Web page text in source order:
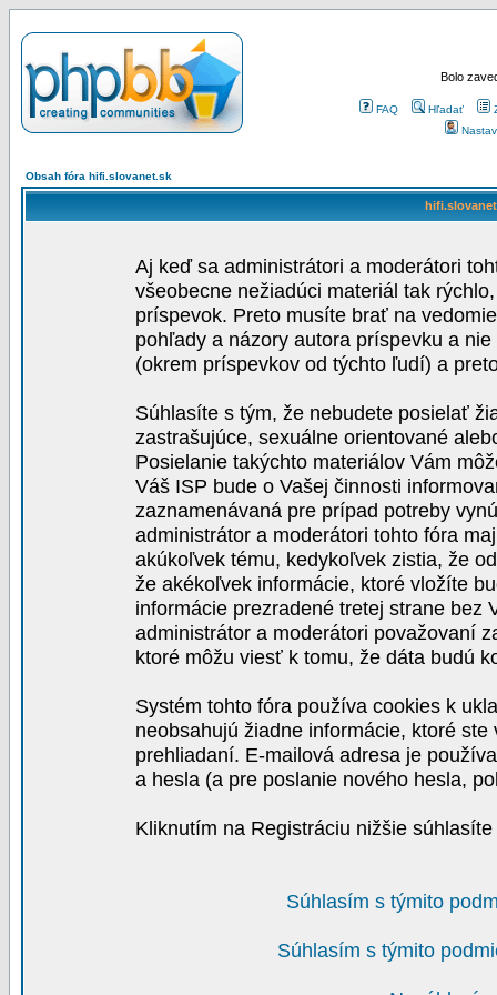
Bolo
FAQ Hľadať
Obsah fóra hifi.slovanet.sk
Aj keď sa administrátori a moderátori
všeobecne nežiadúci materiál tak
príspevok. Preto musíte brať na
pohľady a názory autora príspevku a
(okrem príspevkov od týchto ľudí) a
Súhlasíte s tým, že nebudete posielať
zastrašujúce, sexuálne orientované
Posielanie takýchto materiálov Vám
Váš ISP bude o Vašej činnosti
zaznamenávaná pre prípad potreby
administrátor a moderátori tohto fóra
akúkoľvek tému, kedykoľvek zistia, že
že akékoľvek informácie, ktoré vložíte
informácie prezradené tretej strane bez
administrátor a moderátori považovaní
ktoré môžu viesť k tomu, že dáta budú
Systém tohto fóra používa cookies k
neobsahujú žiadne informácie, ktoré
prehliadaní. E-mailová adresa je
a hesla (a pre poslanie nového hesla,
Kliknutím na Registráciu nižšie
Súhlasím s týmito
Súhlasím s týmito